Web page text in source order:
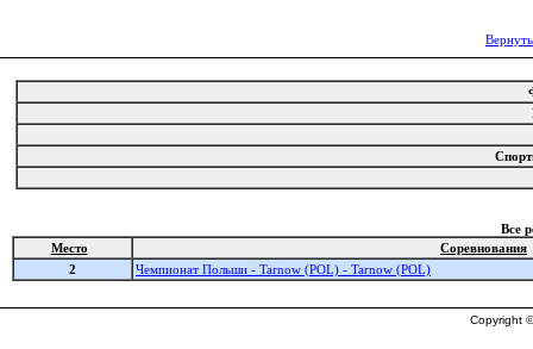
Все
Место
Соревнования
2
Чемпионат Польши - Tarnow (POL) - Tarnow (POL)
Copyright